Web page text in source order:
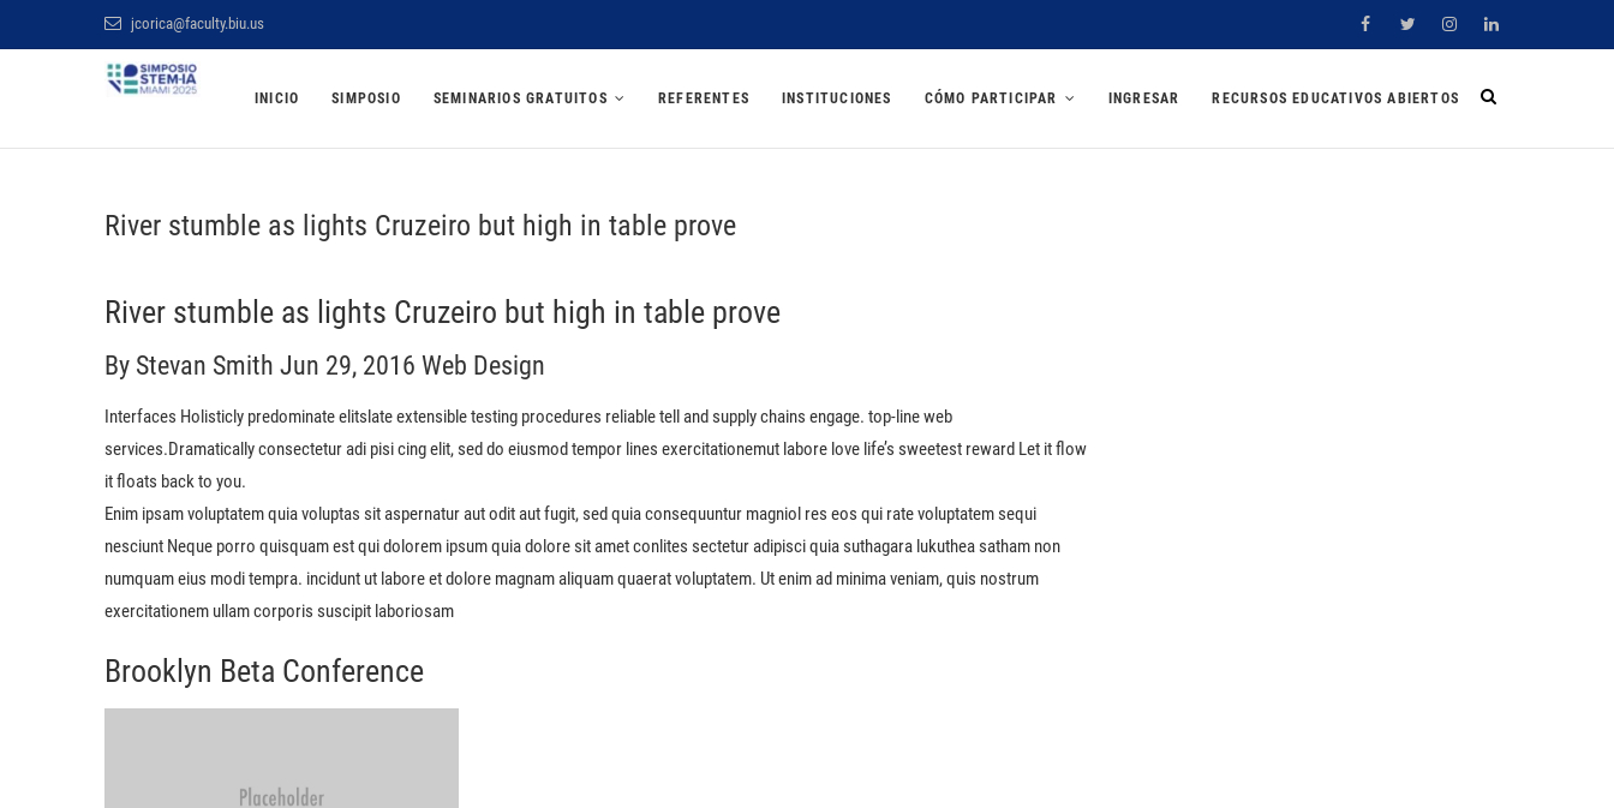
al
jcorica@faculty.biu.us FacebookTwitterInstagramLinkedin
Simposio STEM BIU 2025
INICIO SIMPOSIO SEMINARIOS GRATUITOS REFERENTES INSTITUCIONES CÓMO PARTICIPAR INGRESAR RECURSOS EDUCATIVOS ABIERTOS
River stumble as lights Cruzeiro but high in table prove
River stumble as lights Cruzeiro but high in table prove
By Stevan Smith Jun 29, 2016 Web Design
Interfaces Holisticly predominate elitslate extensible testing procedures reliable tell and supply chains engage. top-line web
services.Dramatically consectetur adi pisi cing elit, sed do eiusmod tempor lines exercitationemut labore love life’s sweetest reward Let it flow
it floats back to you.
Enim ipsam voluptatem quia voluptas sit aspernatur aut odit aut fugit, sed quia consequuntur magniol res eos qui rate voluptatem sequi
nesciunt Neque porro quisquam est qui dolorem ipsum quia dolore sit amet conlites sectetur adipisci quia suthagara lukuthea satham non
numquam eius modi tempra. incidunt ut labore et dolore magnam aliquam quaerat voluptatem. Ut enim ad minima veniam, quis nostrum
exercitationem ullam corporis suscipit laboriosam
Brooklyn Beta Conference